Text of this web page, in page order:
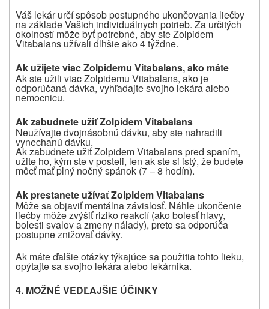
Váš lekár určí spôsob postupného ukončovania liečby
na základe Vašich individuálnych potrieb. Za určitých
okolností môže byť potrebné, aby ste Zolpidem
Vitabalans užívali dlhšie ako 4 týždne.
Ak užijete viac Zolpidemu Vitabalans, ako máte
Ak ste užili viac Zolpidemu Vitabalans, ako je
odporúčaná dávka,vyhľadajte svojho lekára alebo
nemocnicu.
Ak zabudnete užiť Zolpidem Vitabalans
Neužívajte dvojnásobnú dávku, aby ste nahradili
vynechanú dávku.
Ak zabudnete užiť Zolpidem Vitabalans pred spaním,
užite ho, kým ste v posteli, len ak ste si istý, že budete
môcť mať plný nočný spánok (7–8 hodín).
Ak prestanete užívať Zolpidem Vitabalans
Môže sa objaviť mentálna závislosť. Náhle ukončenie
liečby môže zvýšiť riziko reakcií (ako bolesť hlavy,
bolesti svalov a zmeny nálady), preto sa odporúča
postupne znižovať dávky.
Ak máte ďalšie otázky týkajúce sa použitia tohto lieku,
opýtajte sa svojho lekára alebo lekárnika.
4. MOŽNÉ VEDĽAJŠIE ÚČINKY